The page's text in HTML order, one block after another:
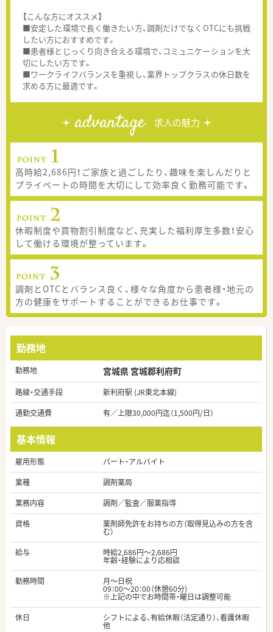
【こんな方にオススメ】
■安定した環境で長く働きたい方、調剤だけでなくOTCにも挑戦
したい方におすすめです。
■患者様とじっくり向き合える環境で、コミュニケーションを大
切にしたい方です。
■ワークライフバランスを重視し、業界トップクラスの休日数を
求める方に最適です。
advantage 求人の魅力
高時給2,686円！ご家族と過ごしたり、趣味を楽しんだりと
プライベートの時間を大切にして効率良く勤務可能です。
休暇制度や買物割引制度など、充実した福利厚生多数！安心
して働ける環境が整っています。
調剤とOTCとバランス良く、様々な角度から患者様・地元の
方の健康をサポートすることができるお仕事です。
勤務地
勤務地 宮城県 宮城郡利府町
路線・交通手段
新利府駅 (JR東北本線)
通勤交通費
有／上限30,000円迄（1,500円/日）
基本情報
雇用形態
パート・アルバイト
業種
調剤薬局
業務内容
調剤／監査／服薬指導
資格
薬剤師免許をお持ちの方（取得見込みの方を含
む）
給与
時給2,686円～2,686円
年齢・経験により応相談
勤務時間
月～日祝
09：00～20：00（休憩60分）
※上記の中でお時間帯・曜日は調整可能
休日
シフトによる、有給休暇（法定通り）、看護休暇
他